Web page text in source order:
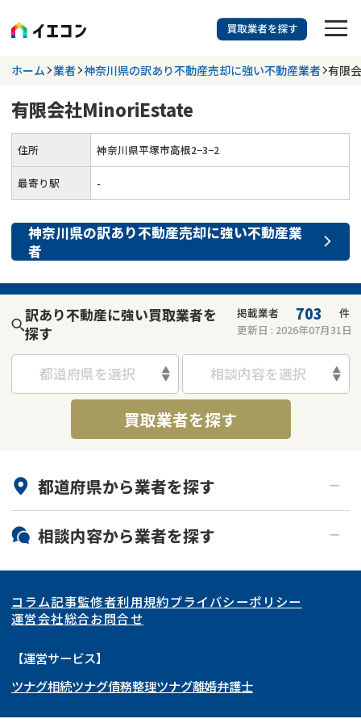
訳あり物件に強い業者を探す
都道府県を選択 相談内容を選択
掲載業者 703
件
検索する
業者を探す
相談内容で探す
空き家 事故物件
再建築不可 底地
借地 共有持分
任意売却
リースバック
不動産コラム
不動産売却 再建築不可物件
共有持分 底地
訳あり不動産 不動産投資
土地売却 不動産相続
アンケート調査
業者を探す
ホーム 業者 神奈川県の訳あり不動産売却に強い不動産業者 有限
有限会社MinoriEstate
住所 神奈川県平塚市高根2−3−2
最寄り駅 -
神奈川県の訳あり不動産売却に強い不動産業
者
訳あり不動産に強い買取業者を
探す
掲載業者 703
件
更新日 : 2026年07月31日
都道府県を選択 相談内容を選択
買取業者を探す
都道府県から業者を探す
北海道・東北
北海道 青森県
岩手県 宮城県
秋田県
福島県
関東
東京都 神奈川県
埼玉県
茨城県 群馬県
東海
愛知県
岐阜県 山梨県
関西
大阪府 京都府
北陸・甲信越
相談内容から業者を探す
再建築不可
底地
ゴミ屋敷
リースバック
コラム記事監修者利用規約プライバシーポリシー
運営会社総合お問合せ
【運営サービス】
ツナグ相続ツナグ債務整理ツナグ離婚弁護士